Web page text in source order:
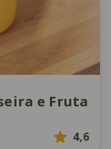
e Fruta
4,6